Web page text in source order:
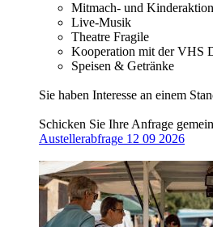
Mitmach- und
Live-Musik
Theatre Fragile
Kooperation mit der VHS
Speisen & Getränke
Sie haben Interesse an einem
Schicken Sie Ihre Anfrage
Austellerabfrage 12 09 2026